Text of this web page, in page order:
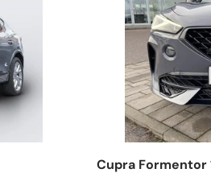
Cupra Formentor